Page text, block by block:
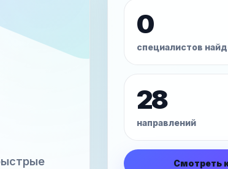
0
специалистов
28
направлений
Смотреть